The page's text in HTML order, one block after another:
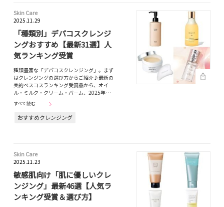
Skin Care
2025.11.29
「種類別」デパコスクレンジ
ングおすすめ【最新31選】人
気ランキング受賞
種類豊富な「デパコスクレンジング」。まず
はクレンジングの選び方からご紹介♪最新の
美的ベスコスランキング受賞品から、オイ
ル・ミルク・クリーム・バーム、2025年…
すべて読む
おすすめクレンジング
Skin Care
2025.11.23
敏感肌向け「肌に優しいクレ
ンジング」最新46選【人気ラ
ンキング受賞＆選び方】